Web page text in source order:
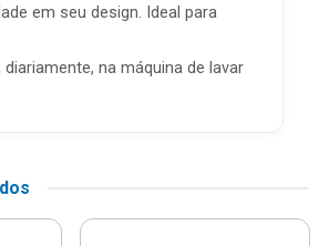
em seu design. Ideal para
diariamente, na máquina de lavar